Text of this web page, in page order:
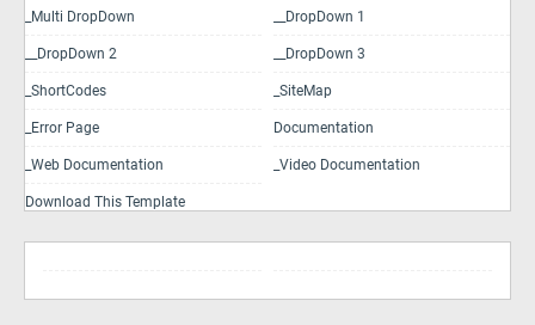
_Multi DropDown __DropDown 1
__DropDown 2 __DropDown 3
_ShortCodes _SiteMap
_Error Page Documentation
_Web Documentation _Video Documentation
Download This Template